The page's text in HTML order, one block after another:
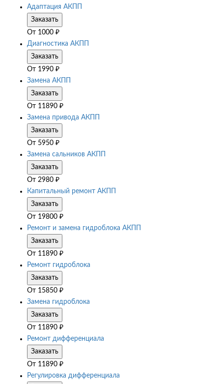
Адаптация АКПП
Заказать
От 1000 ₽
Диагностика АКПП
Заказать
От 1990 ₽
Замена АКПП
Заказать
От 11890 ₽
Замена привода АКПП
Заказать
От 5950 ₽
Замена сальников АКПП
Заказать
От 2980 ₽
Капитальный ремонт АКПП
Заказать
От 19800 ₽
Ремонт и замена гидроблока АКПП
Заказать
От 11890 ₽
Ремонт гидроблока
Заказать
От 15850 ₽
Замена гидроблока
Заказать
От 11890 ₽
Ремонт дифференциала
Заказать
От 11890 ₽
Регулировка дифференциала